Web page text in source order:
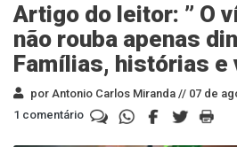
Artigo do leitor: ” O
não rouba apenas
Famílias, histórias e
por Antonio Carlos Miranda // 07 de
1 comentário